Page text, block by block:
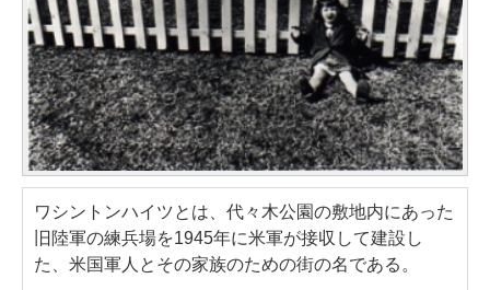
ワシントンハイツとは、代々木公園の敷地内にあった
旧陸軍の練兵場を1945年に米軍が接収して建設し
た、米国軍人とその家族のための街の名である。